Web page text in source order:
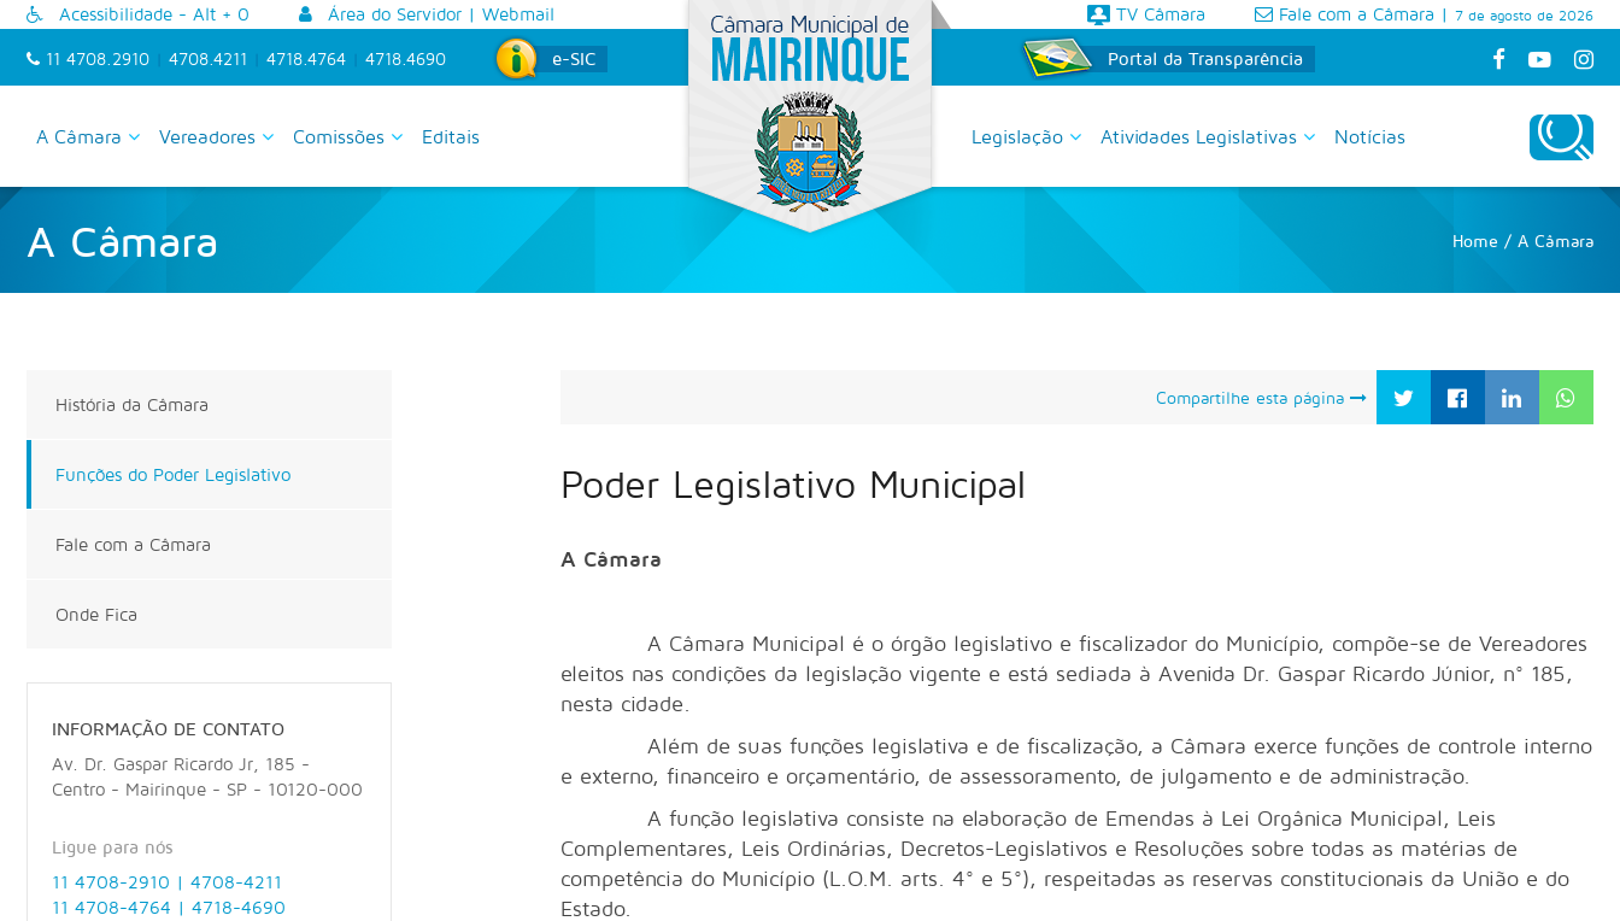
Acessibilidade - Alt + 0 Área do Servidor | Webmail TV Câmara Fale com a Câmara | 7 de agosto de 2026
11 4708.2910 4708.4211 4718.4764 4718.4690 e-SIC Portal da Transparência
A Câmara Vereadores Comissões Editais Legislação Atividades Legislativas Notícias
A Câmara Home / A Câmara
História da Câmara
Funções do Poder Legislativo
Fale com a Câmara
Onde Fica
INFORMAÇÃO DE CONTATO
Av. Dr. Gaspar Ricardo Jr, 185 -
Centro - Mairinque - SP - 10120-000
Ligue para nós
11 4708-2910 | 4708-4211
11 4708-4764 | 4718-4690
Compartilhe esta página
Poder Legislativo Municipal
A Câmara
A Câmara Municipal é o órgão legislativo e fiscalizador do Município, compõe-se de Vereadores
eleitos nas condições da legislação vigente e está sediada à Avenida Dr. Gaspar Ricardo Júnior, n° 185,
nesta cidade.
Além de suas funções legislativa e de fiscalização, a Câmara exerce funções de controle interno
e externo, financeiro e orçamentário, de assessoramento, de julgamento e de administração.
A função legislativa consiste na elaboração de Emendas à Lei Orgânica Municipal, Leis
Complementares, Leis Ordinárias, Decretos-Legislativos e Resoluções sobre todas as matérias de
competência do Município (L.O.M. arts. 4° e 5°), respeitadas as reservas constitucionais da União e do
Estado.